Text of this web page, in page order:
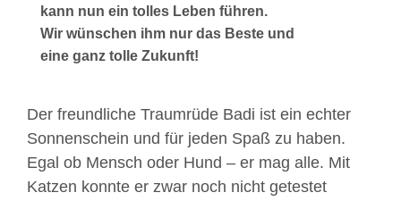
kann nun ein tolles Leben führen.
Wir wünschen ihm nur das Beste und
eine ganz tolle Zukunft!
Der freundliche Traumrüde Badi ist ein echter
Sonnenschein und für jeden Spaß zu haben.
Egal ob Mensch oder Hund – er mag alle. Mit
Katzen konnte er zwar noch nicht getestet